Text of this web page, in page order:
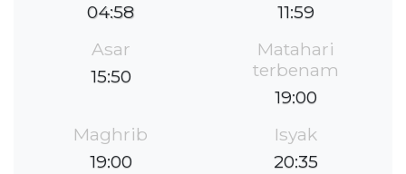
04:58
11:59
Asar
15:50
Matahari
terbenam
19:00
Maghrib
19:00
Isyak
20:35